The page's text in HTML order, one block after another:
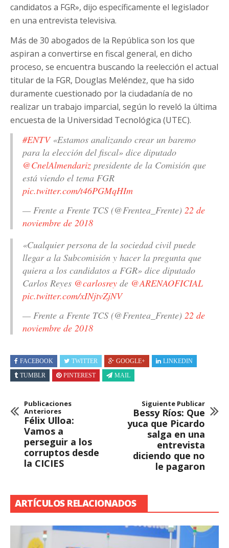
candidatos a FGR», dijo específicamente el legislador
en una entrevista televisiva.
Más de 30 abogados de la República son los que
aspiran a convertirse en fiscal general, en dicho
proceso, se encuentra buscando la reelección el actual
titular de la FGR, Douglas Meléndez, que ha sido
duramente cuestionado por la ciudadanía de no
realizar un trabajo imparcial, según lo reveló la última
encuesta de la Universidad Tecnológica (UTEC).
#ENTV«Estamos analizando crear un baremo
para la elección del fiscal» dice diputado
@CnelAlmendariz presidente de la Comisión que
está viendo el tema FGR
pic.twitter.com/t46PGMqHIm
— Frente a Frente TCS (@Frentea_Frente) 22 de
noviembre de 2018
«Cualquier persona de la sociedad civil puede
llegar a la Subcomisión y hacer la pregunta que
quiera a los candidatos a FGR» dice diputado
Carlos Reyes @carlosrey de @ARENAOFICIAL
pic.twitter.com/xINjtvZjNV
— Frente a Frente TCS (@Frentea_Frente) 22 de
noviembre de 2018
FACEBOOK TWITTER GOOGLE+
LINKEDIN
TUMBLR
PINTEREST MAIL
Publicaciones
Anteriores
Félix Ulloa:
Vamos a
perseguir a los
corruptos desde
la CICIES
Siguiente Publicar
Bessy Ríos: Que
yuca que Picardo
salga en una
entrevista
diciendo que no
le pagaron
ARTÍCULOS RELACIONADOS